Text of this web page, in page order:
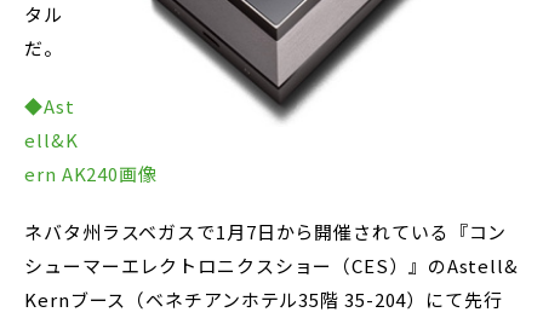
タル
だ。
◆Ast
ell&K
ern AK240画像
ネバタ州ラスベガスで1月7日から開催されている『コン
シューマーエレクトロニクスショー（CES）』のAstell&
Kernブース（ベネチアンホテル35階 35-204）にて先行